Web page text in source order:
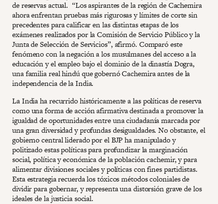
de reservas actual. “Los aspirantes de la región de Cachemira
ahora enfrentan pruebas más rigurosas y límites de corte sin
precedentes para calificar en las distintas etapas de los
exámenes realizados por la Comisión de Servicio Público y la
Junta de Selección de Servicios”, afirmó. Comparó este
fenómeno con la negación a los musulmanes del acceso a la
educación y el empleo bajo el dominio de la dinastía Dogra,
una familia real hindú que gobernó Cachemira antes de la
independencia de la India.
La India ha recurrido históricamente a las políticas de reserva
como una forma de acción afirmativa destinada a promover la
igualdad de oportunidades entre una ciudadanía marcada por
una gran diversidad y profundas desigualdades. No obstante, el
gobierno central liderado por el BJP ha manipulado y
politizado estas políticas para profundizar la marginación
social, política y económica de la población cachemir, y para
alimentar divisiones sociales y políticas con fines partidistas.
Esta estrategia recuerda los tóxicos métodos coloniales de
dividir para gobernar, y representa una distorsión grave de los
ideales de la justicia social.